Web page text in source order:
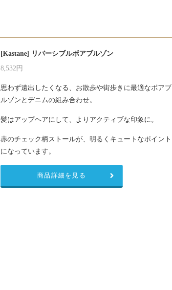
[Kastane] リバーシブルボアブルゾン
8,532円
思わず遠出したくなる、お散歩や街歩きに最適なボアブ
ルゾンとデニムの組み合わせ。
髪はアップヘアにして、よりアクティブな印象に。
赤のチェック柄ストールが、明るくキュートなポイント
になっています。
商品詳細を見る